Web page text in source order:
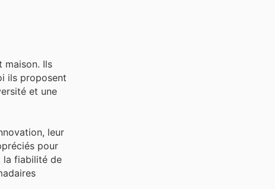
maison. Ils
ils proposent
et une
leur
pour
la fiabilité de